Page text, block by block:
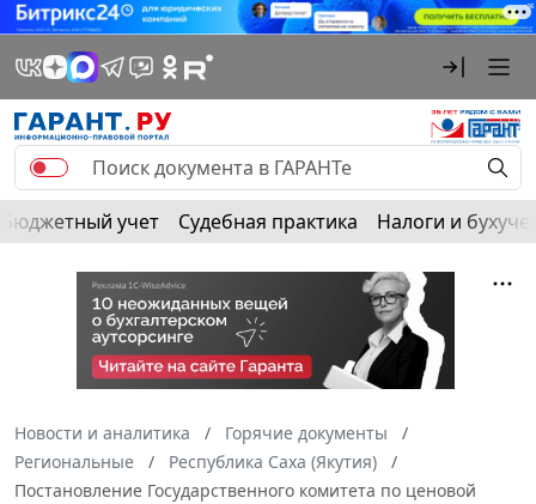
Бюджетный учет Судебная практика Налоги и
Новости и аналитика
Горячие документы
Региональные
Республика Саха (Якутия)
Постановление Государственного комитета по ценовой